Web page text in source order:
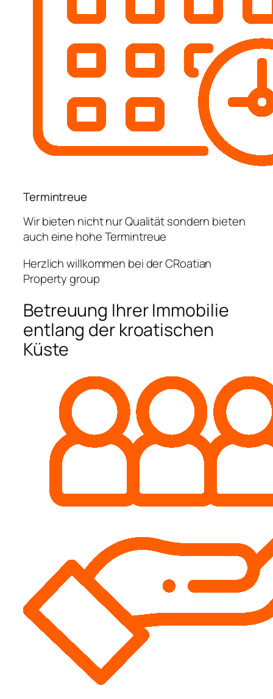
Termintreue
Wir bieten nicht nur Qualität sondern bieten
auch eine hohe Termintreue
Herzlich willkommen bei der CRoatian
Property group
Betreuung Ihrer Immobilie
entlang der kroatischen
Küste